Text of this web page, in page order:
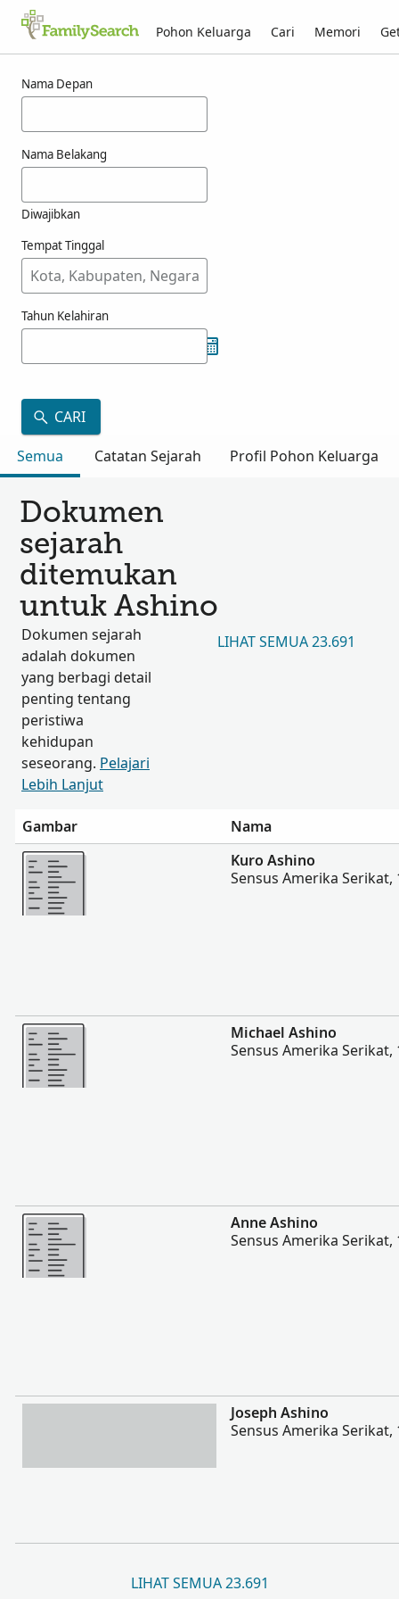
Pohon Keluarga Cari Memori
Nama Depan
Nama Belakang
Diwajibkan
Tempat Tinggal
Tahun Kelahiran
CARI
Semua
Catatan Sejarah Profil Pohon Keluarga
Dokumen
sejarah
ditemukan
untuk Ashino
Dokumen sejarah
adalah dokumen
yang berbagi detail
penting tentang
peristiwa
kehidupan
seseorang. Pelajari
Lebih Lanjut
LIHAT SEMUA 23.691
Gambar
Nama
Lebih banyak
Kuro Ashino
Sensus Amerika Serikat,
Lebih banyak
Michael Ashino
Sensus Amerika Serikat,
Lebih banyak
Anne Ashino
Sensus Amerika Serikat,
Lebih banyak
Joseph Ashino
Sensus Amerika Serikat,
LIHAT SEMUA 23.691